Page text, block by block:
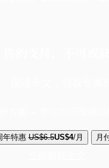
年特惠 US$6.5US$4/月 月